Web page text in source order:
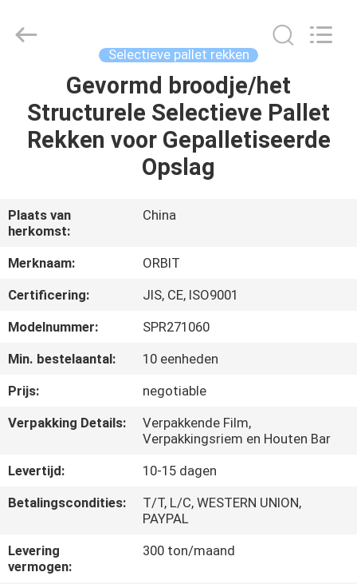
PRODUCTEN
ONS
FABRIEKSREIS
KWALITEITSCONTROLE
CONTACTEER
ONS
GEVALLEN
SITEMAP
ORBIT
Metal
Selectieve pallet rekken
Gevormd broodje/het
Structurele Selectieve Pallet
Rekken voor Gepalletiseerde
Opslag
Plaats van
herkomst:
China
Merknaam:
ORBIT
Certificering:
JIS, CE, ISO9001
Modelnummer:
SPR271060
Min. bestelaantal:
10 eenheden
Prijs:
negotiable
Verpakking Details:
Verpakkende Film,
Verpakkingsriem en Houten Bar
Levertijd:
10-15 dagen
Betalingscondities:
T/T, L/C, WESTERN UNION,
PAYPAL
Levering
vermogen:
300 ton/maand